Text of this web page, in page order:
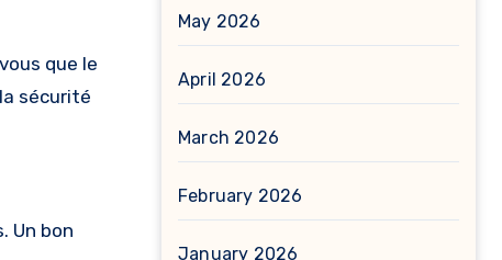
que le
sécurité
Un bon
May 2026
April 2026
March 2026
February 2026
January 2026